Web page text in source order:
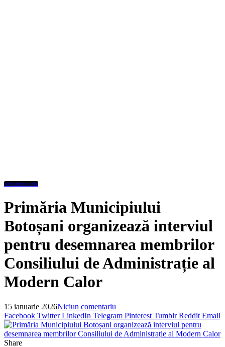
Administratie
Primăria Municipiului
Botoșani organizează interviul
pentru desemnarea membrilor
Consiliului de Administrație al
Modern Calor
15 ianuarie 2026Niciun comentariu
Facebook Twitter LinkedIn Telegram Pinterest Tumblr Reddit Email
Share